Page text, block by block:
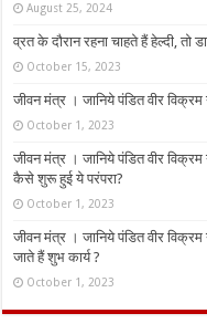
August 25, 2024
व्रत के दौरान रहना चाहते हैं हेल्दी,
October 15, 2023
जीवन मंत्र । जानिये पंडित वीर विक्रम
October 1, 2023
जीवन मंत्र । जानिये पंडित वीर
कैसे शुरू हुई ये परंपरा?
October 1, 2023
जीवन मंत्र । जानिये पंडित वीर विक्रम
जाते हैं शुभ कार्य ?
October 1, 2023